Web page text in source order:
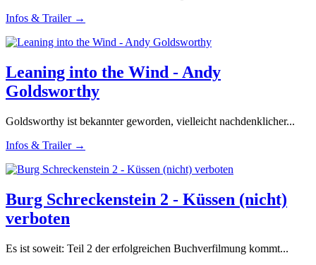
Infos & Trailer →
Leaning into the Wind - Andy
Goldsworthy
Goldsworthy ist bekannter geworden, vielleicht nachdenklicher...
Infos & Trailer →
Burg Schreckenstein 2 - Küssen (nicht)
verboten
Es ist soweit: Teil 2 der erfolgreichen Buchverfilmung kommt...